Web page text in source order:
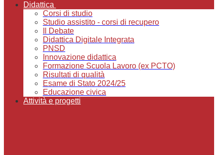
Didattica
Corsi di studio
Studio assistito - corsi di recupero
Il Debate
Didattica Digitale Integrata
PNSD
Innovazione didattica
Formazione Scuola Lavoro (ex PCTO)
Risultati di qualità
Esame di Stato 2024/25
Educazione civica
Attività e progetti